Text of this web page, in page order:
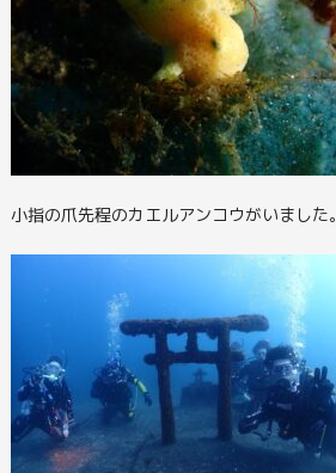
小指の爪先程のカエルアンコウがいました。